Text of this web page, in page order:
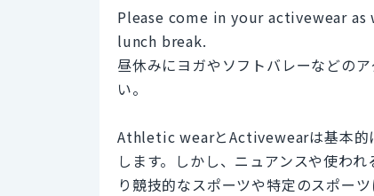
Please come in your activewear
lunch break.
昼休みにヨガやソフトバレーなどの
い。
Athletic wearとActivewearは基本的
します。しかし、ニュアンスや使わ
り競技的なスポーツや特定のスポー